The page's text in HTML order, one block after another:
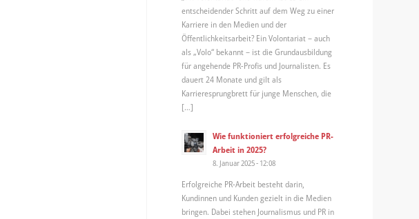
entscheidender Schritt auf dem Weg zu einer
Karriere in den Medien und der
Öffentlichkeitsarbeit? Ein Volontariat – auch
als „Volo“ bekannt – ist die Grundausbildung
für angehende PR-Profis und Journalisten. Es
dauert 24 Monate und gilt als
Karrieresprungbrett für junge Menschen, die
[…]
Wie funktioniert erfolgreiche PR-
Arbeit in 2025?
8. Januar 2025 - 12:08
Erfolgreiche PR-Arbeit besteht darin,
Kundinnen und Kunden gezielt in die Medien
bringen. Dabei stehen Journalismus und PR in